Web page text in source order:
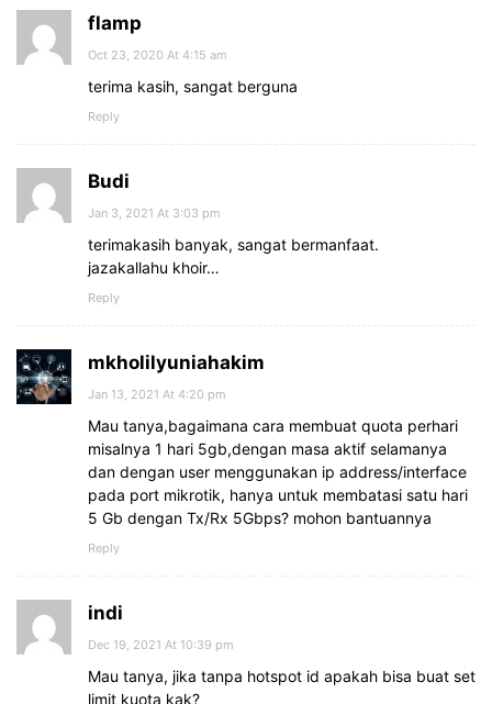
flamp
Oct 23, 2020 At 4:15 am
terima kasih, sangat berguna
Reply
Budi
Jan 3, 2021 At 3:03 pm
terimakasih banyak, sangat bermanfaat.
jazakallahu khoir…
Reply
mkholilyuniahakim
Jan 13, 2021 At 4:20 pm
Mau tanya,bagaimana cara membuat quota perhari
misalnya 1 hari 5gb,dengan masa aktif selamanya
dan dengan user menggunakan ip address/interface
pada port mikrotik, hanya untuk membatasi satu hari
5 Gb dengan Tx/Rx 5Gbps? mohon bantuannya
Reply
indi
Dec 19, 2021 At 10:39 pm
Mau tanya, jika tanpa hotspot id apakah bisa buat set
limit kuota kak?